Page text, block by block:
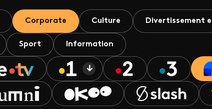
Corporate Culture Divertissement
Sport Information